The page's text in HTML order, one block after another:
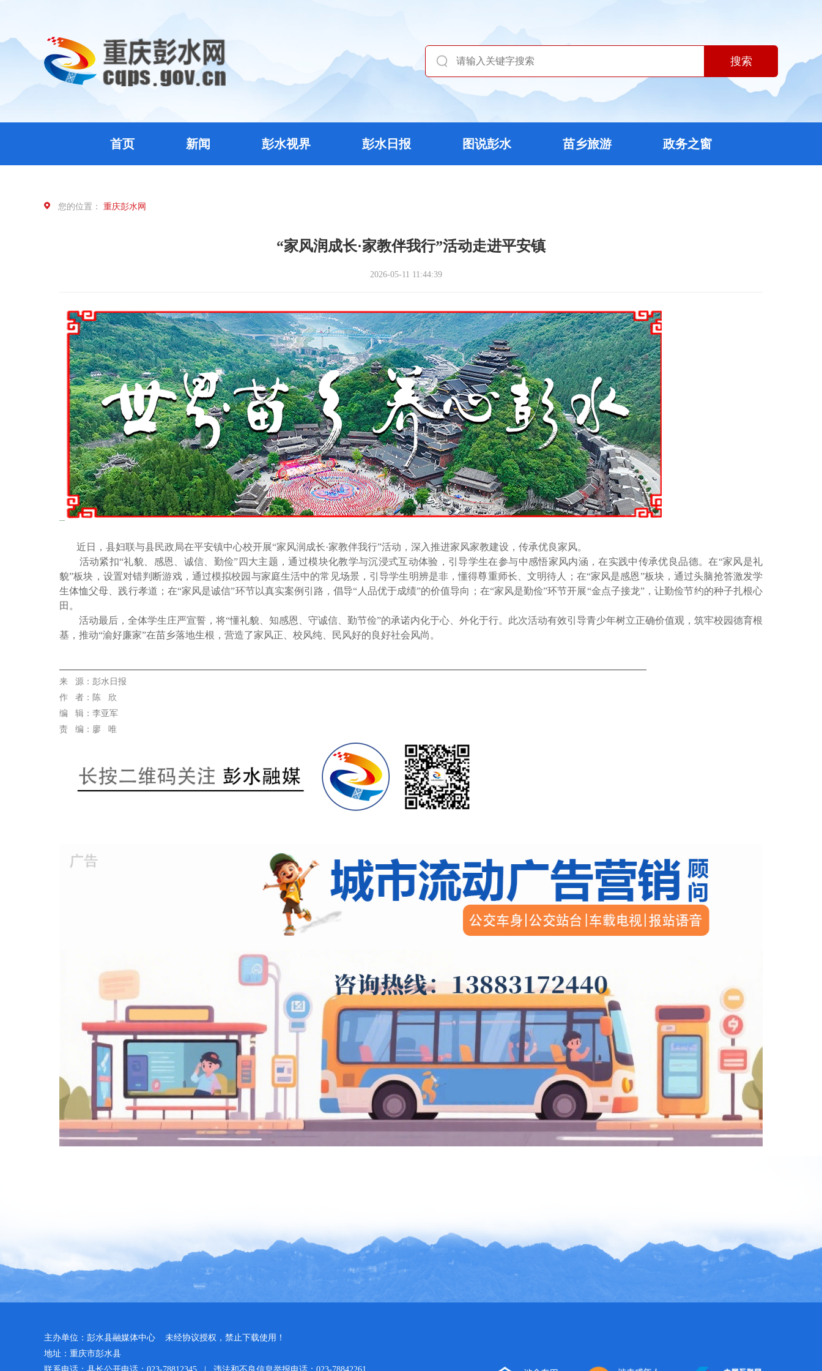
搜索
首页 新闻 彭水视界 彭水日报 图说彭水 苗乡旅游 政务之窗
您的位置： 重庆彭水网
“家风润成长·家教伴我行”活动走进平安镇
2026-05-11 11:44:39
近日，县妇联与县民政局在平安镇中心校开展“家风润成长·家教伴我行”活动，深入推进家风家教建设，传承优良家风。
活动紧扣“礼貌、感恩、诚信、勤俭”四大主题，通过模块化教学与沉浸式互动体验，引导学生在参与中感悟家风内涵，在实践中传承优良品德。在“家风是礼
貌”板块，设置对错判断游戏，通过模拟校园与家庭生活中的常见场景，引导学生明辨是非，懂得尊重师长、文明待人；在“家风是感恩”板块，通过头脑抢答激发学
生体恤父母、践行孝道；在“家风是诚信”环节以真实案例引路，倡导“人品优于成绩”的价值导向；在“家风是勤俭”环节开展“金点子接龙”，让勤俭节约的种子扎根心
田。
活动最后，全体学生庄严宣誓，将“懂礼貌、知感恩、守诚信、勤节俭”的承诺内化于心、外化于行。此次活动有效引导青少年树立正确价值观，筑牢校园德育根
基，推动“渝好廉家”在苗乡落地生根，营造了家风正、校风纯、民风好的良好社会风尚。
代佳兴
来 源 ：彭水日报
作 者：陈 欣
编 辑：李亚军
责 编：廖 唯
主办单位：彭水县融媒体中心 未经协议授权，禁止下载使用！
地址：重庆市彭水县